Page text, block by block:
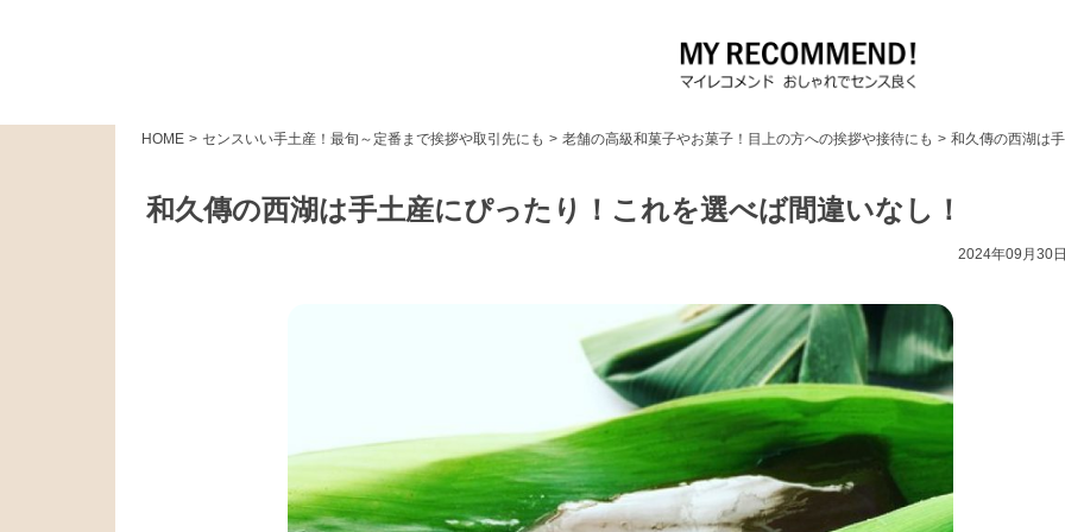
HOME > センスいい手土産！最旬～定番まで挨拶や取引先にも > 老舗の高級和菓子やお菓子！目上の方への挨拶や接待にも > 和久傳の西湖は
和久傳の西湖は手土産にぴったり！これを選べば間違いなし！
2024年09月30